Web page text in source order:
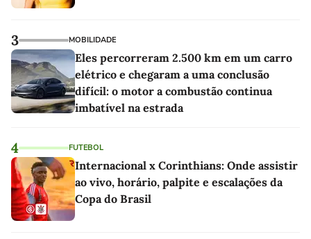
3 MOBILIDADE
Eles percorreram 2.500 km em um carro
elétrico e chegaram a uma conclusão
difícil: o motor a combustão continua
imbatível na estrada
4 FUTEBOL
Internacional x Corinthians: Onde assistir
ao vivo, horário, palpite e escalações da
Copa do Brasil